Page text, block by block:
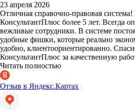
23 апреля 2026
Отличная справочно-правовая система!
КонсультантПлюс более 5 лет. Всегда
вежливые сотрудники. В системе
удобные фишки, которые реально
удобно, клиентоориентированно.
КонсультантПлюс за качественную
Читать полностью
Отзыв в Яндекс.Картах